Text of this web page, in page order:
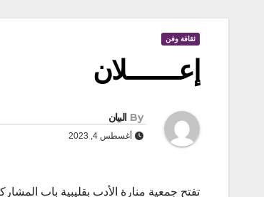
ثقافة وفن
إعــــــــلان
By البيان
أغسطس 4, 2023